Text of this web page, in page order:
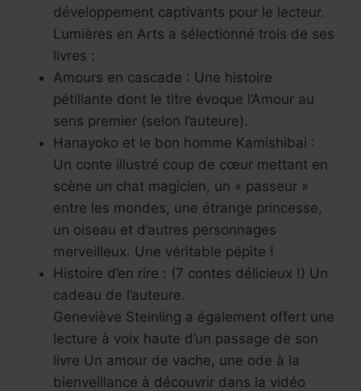
développement captivants pour le lecteur.
Lumières en Arts a sélectionné trois de ses
livres :
Amours en cascade : Une histoire
pétillante dont le titre évoque l’Amour au
sens premier (selon l’auteure).
Hanayoko et le bon homme Kamishibai :
Un conte illustré coup de cœur mettant en
scène un chat magicien, un « passeur »
entre les mondes, une étrange princesse,
un oiseau et d’autres personnages
merveilleux. Une véritable pépite !
Histoire d’en rire : (7 contes délicieux !) Un
cadeau de l’auteure.
Geneviève Steinling a également offert une
lecture à voix haute d’un passage de son
livre Un amour de vache, une ode à la
bienveillance à découvrir dans la vidéo